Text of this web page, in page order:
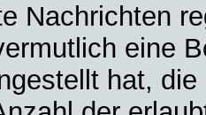
Nachrichten
eine
hat,